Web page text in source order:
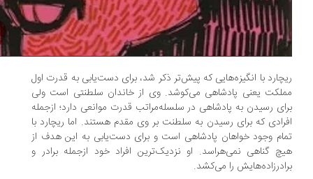
با انگیزه‌هایی که پیش‌تر ذکر شد، برای دست‌یابی به قدرت اول
یعنی پادشاهی می‌کوشد. وی از خاندان سلطنتی است ولی
رسیدن به پادشاهی در سلسله‌مراتب قدرت موانعی دارد؛ ازجمله
که برای رسیدن به سلطنت بر وی مقدم هستند. اما ریچارد با
وجود خواهان پادشاهی است و برای دست‌یابی به این هدف از
گناهی نمی‌هراسد. او نزدیک‌ترین افراد خود ازجمله برادر و
را می‌کشد.